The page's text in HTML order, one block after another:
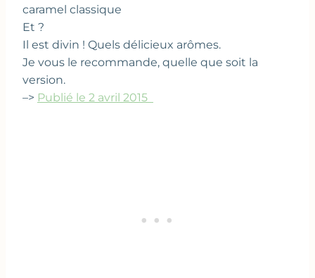
caramel classique
Et ?
Il est divin ! Quels délicieux arômes.
Je vous le recommande, quelle que soit la
version.
–> Publié le 2 avril 2015